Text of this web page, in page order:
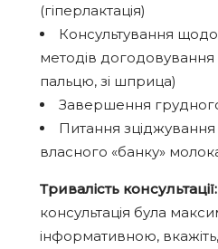
(гіперлактація)
Консультування
методів
пальцю, зі шприца)
Завершення
Питання
власного «банку»
Тривалість консультації:
консультація була
інформативною,